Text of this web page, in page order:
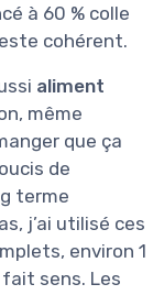
à 60 % colle
cohérent.
aliment
même
que ça
de
terme
j’ai utilisé ces
environ 1
fait sens. Les